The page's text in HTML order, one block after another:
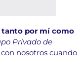
por mí como
Privado de
nosotros cuando